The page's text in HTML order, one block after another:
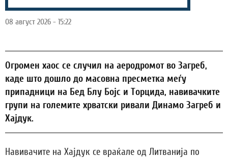
08 август 2026 - 15:22
Огромен хаос се случил на аеродромот во Загреб,
каде што дошло до масовна пресметка меѓу
припадници на Бед Блу Бојс и Торцида, навивачките
групи на големите хрватски ривали Динамо Загреб и
Хајдук.
Навивачите на Хајдук се враќале од Литванија по